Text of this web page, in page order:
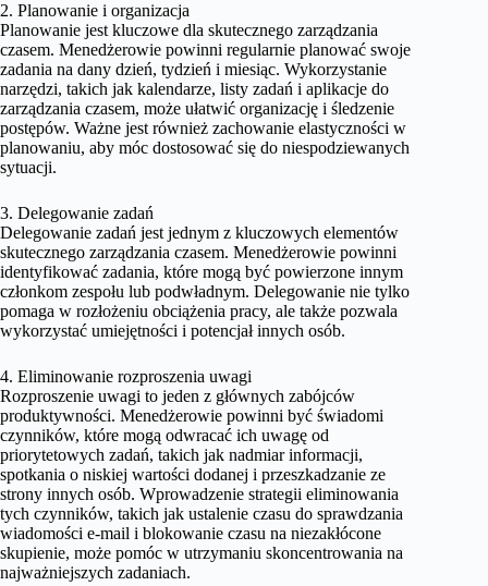
2. Planowanie i organizacja
Planowanie jest kluczowe dla skutecznego zarządzania
czasem. Menedżerowie powinni regularnie planować swoje
zadania na dany dzień, tydzień i miesiąc. Wykorzystanie
narzędzi, takich jak kalendarze, listy zadań i aplikacje do
zarządzania czasem, może ułatwić organizację i śledzenie
postępów. Ważne jest również zachowanie elastyczności w
planowaniu, aby móc dostosować się do niespodziewanych
sytuacji.
3. Delegowanie zadań
Delegowanie zadań jest jednym z kluczowych elementów
skutecznego zarządzania czasem. Menedżerowie powinni
identyfikować zadania, które mogą być powierzone innym
członkom zespołu lub podwładnym. Delegowanie nie tylko
pomaga w rozłożeniu obciążenia pracy, ale także pozwala
wykorzystać umiejętności i potencjał innych osób.
4. Eliminowanie rozproszenia uwagi
Rozproszenie uwagi to jeden z głównych zabójców
produktywności. Menedżerowie powinni być świadomi
czynników, które mogą odwracać ich uwagę od
priorytetowych zadań, takich jak nadmiar informacji,
spotkania o niskiej wartości dodanej i przeszkadzanie ze
strony innych osób. Wprowadzenie strategii eliminowania
tych czynników, takich jak ustalenie czasu do sprawdzania
wiadomości e-mail i blokowanie czasu na niezakłócone
skupienie, może pomóc w utrzymaniu skoncentrowania na
najważniejszych zadaniach.